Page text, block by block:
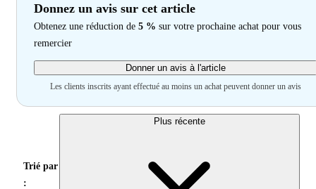
Donnez un avis sur cet article
Obtenez une réduction de 5 % sur votre prochaine achat pour vous
remercier
Donner un avis à l'article
Les clients inscrits ayant effectué au moins un achat peuvent donner un avis
Trié par
:
Plus récente